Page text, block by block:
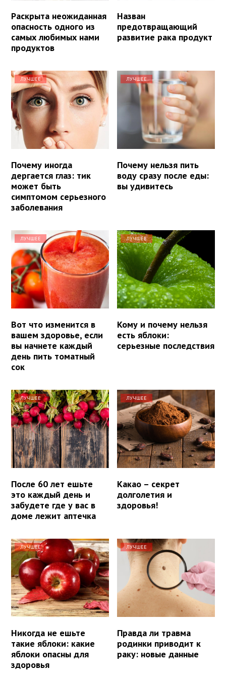
Раскрыта неожиданная
опасность одного из
самых любимых нами
продуктов
Назван
предотвращающий
развитие рака продукт
ЛУЧШЕЕ
Почему иногда
дергается глаз: тик
может быть
симптомом серьезного
заболевания
ЛУЧШЕЕ
Почему нельзя пить
воду сразу после еды:
вы удивитесь
ЛУЧШЕЕ
Вот что изменится в
вашем здоровье, если
вы начнете каждый
день пить томатный
сок
ЛУЧШЕЕ
Кому и почему нельзя
есть яблоки:
серьезные последствия
ЛУЧШЕЕ
После 60 лет ешьте
это каждый день и
забудете где у вас в
доме лежит аптечка
ЛУЧШЕЕ
Какао – секрет
долголетия и
здоровья!
ЛУЧШЕЕ
Никогда не ешьте
такие яблоки: какие
яблоки опасны для
здоровья
ЛУЧШЕЕ
Правда ли травма
родинки приводит к
раку: новые данные